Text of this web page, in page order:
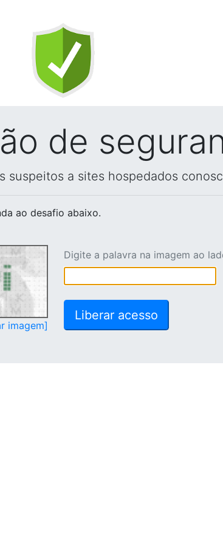
de
suspeitos a sites hospedados
ao desafio abaixo.
imagem]
Digite a palavra na imagem ao